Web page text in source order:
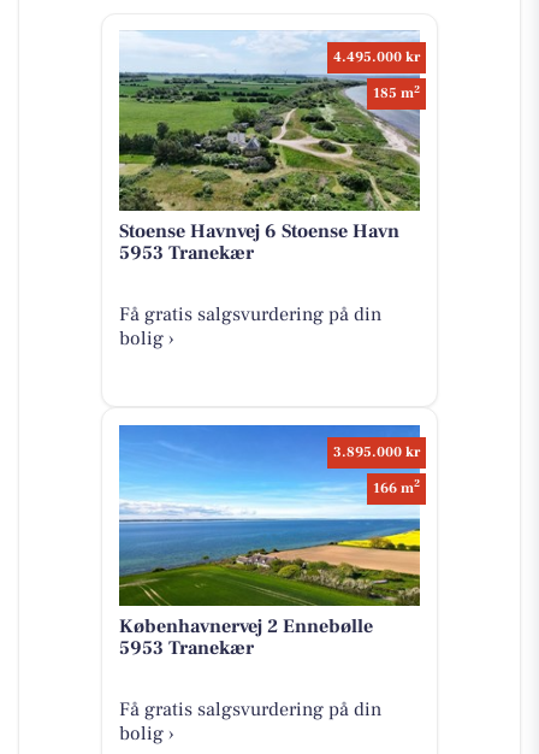
4.495.000 kr
185 m2
Stoense Havnvej 6 Stoense Havn
5953 Tranekær
Få gratis salgsvurdering på din
bolig ›
3.895.000 kr
166 m2
Københavnervej 2 Ennebølle
5953 Tranekær
Få gratis salgsvurdering på din
bolig ›